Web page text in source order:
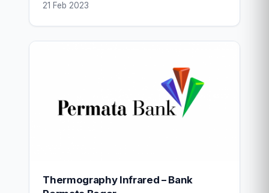
21 Feb 2023
Thermography Infrared – Bank